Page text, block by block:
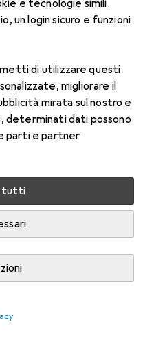
e tecnologie simili.
un login sicuro e funzioni
di utilizzare questi
migliorare il
mirata sul nostro e
determinati dati possono
parti e partner
tutti